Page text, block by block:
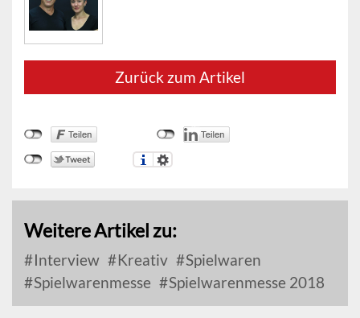
Zurück zum Artikel
Weitere Artikel zu:
Interview Kreativ
Spielwaren
Spielwarenmesse
Spielwarenmesse 2018